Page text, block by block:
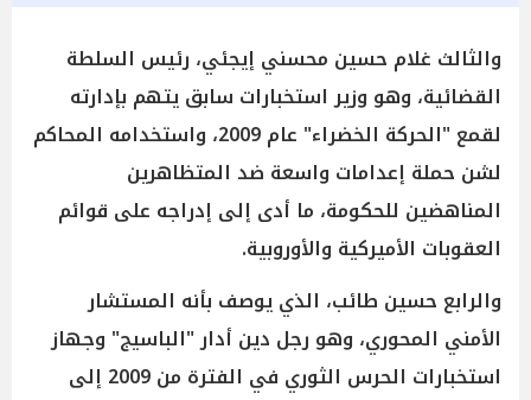
والثالث غلام حسين محسني إيجئي، رئيس السلطة
القضائية، وهو وزير استخبارات سابق يتهم بإدارته
لقمع "الحركة الخضراء" عام 2009، واستخدامه المحاكم
لشن حملة إعدامات واسعة ضد المتظاهرين
المناهضين للحكومة، ما أدى إلى إدراجه على قوائم
العقوبات الأميركية والأوروبية.
والرابع حسين طائب، الذي يوصف بأنه المستشار
الأمني المحوري، وهو رجل دين أدار "الباسيج" وجهاز
استخبارات الحرس الثوري في الفترة من 2009 إلى